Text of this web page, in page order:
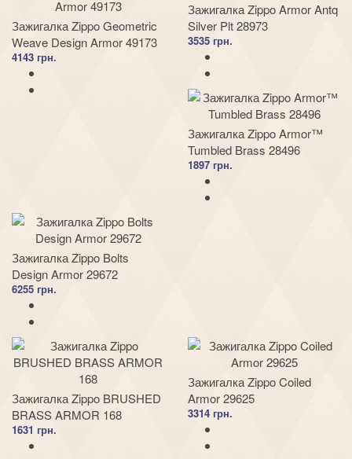
Зажигалка Zippo Geometric
Weave Design Armor 49173
4143 грн.
Зажигалка Zippo Armor Antq
Silver Plt 28973
3535 грн.
Зажигалка Zippo Armor™
Tumbled Brass 28496
1897 грн.
Зажигалка Zippo Bolts
Design Armor 29672
6255 грн.
Зажигалка Zippo BRUSHED
BRASS ARMOR 168
1631 грн.
Зажигалка Zippo Coiled
Armor 29625
3314 грн.